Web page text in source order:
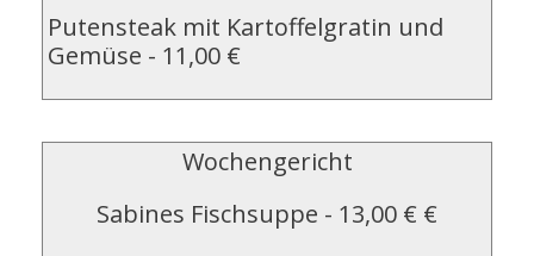
Putensteak mit Kartoffelgratin und
Gemüse - 11,00 €
Wochengericht
Sabines Fischsuppe - 13,00 € €